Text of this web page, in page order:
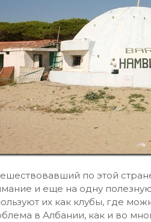
по этой
и еще на одну
их как клубы, где
в Албании, как и во